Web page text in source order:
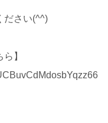
ださい(^^)
】